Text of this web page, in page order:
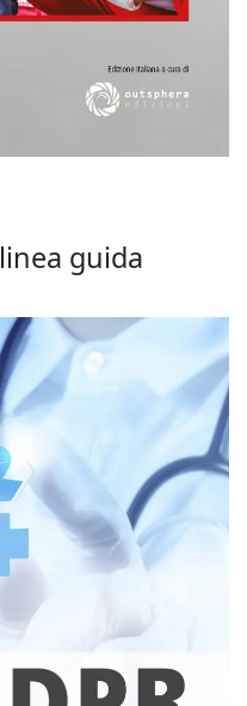
guida